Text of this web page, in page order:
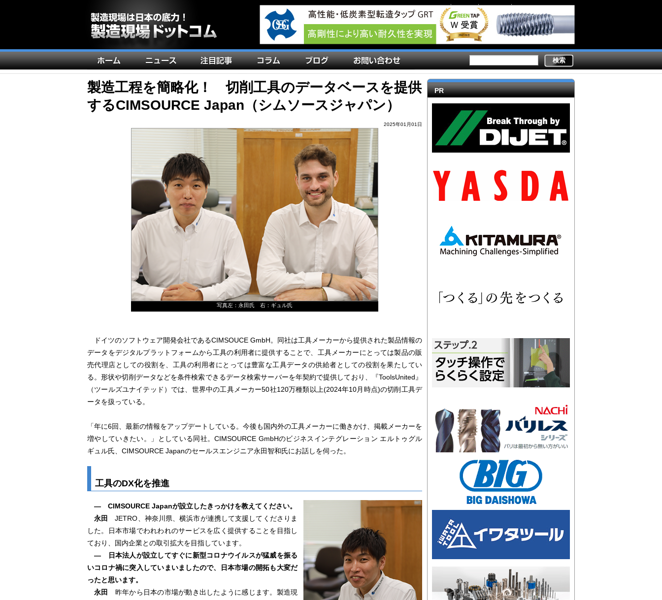
Secondary
links
ライター陣
メ
イ
ン
ナ
ビ
製造工程を簡略化！ 切削工具のデータベースを提供
するCIMSOURCE Japan（シムソースジャパン）
2025年01月01日
写真左：永田氏 右：ギュル氏
ドイツのソフトウェア開発会社であるCIMSOUCE GmbH。同社は工具メーカーから提供された製品情報の
データをデジタルプラットフォームから工具の利用者に提供することで、工具メーカーにとっては製品の販
売代理店としての役割を、工具の利用者にとっては豊富な工具データの供給者としての役割を果たしてい
る。形状や切削データなどを条件検索できるデータ検索サーバーを年契約で提供しており、『ToolsUnited』
（ツールズユナイテッド）では、世界中の工具メーカー50社120万種類以上(2024年10月時点)の切削工具デ
ータを扱っている。
「年に6回、最新の情報をアップデートしている。今後も国内外の工具メーカーに働きかけ、掲載メーカーを
増やしていきたい。」としている同社。CIMSOURCE GmbHのビジネスインテグレーション エルトゥグル
ギュル氏、CIMSOURCE Japanのセールスエンジニア永田智和氏にお話しを伺った。
工具のDX化を推進
― CIMSOURCE Japanが設立したきっかけを教えてください。
永田
JETRO、神奈川県、横浜市が連携して支援してくださりま
した。日本市場でわれわれのサービスを広く提供することを目指し
ており、国内企業との取引拡大を目指しています。
― 日本法人が設立してすぐに新型コロナウイルスが猛威を振る
いコロナ禍に突入していまいましたので、日本市場の開拓も大変だ
ったと思います。
永田
昨年から日本の市場が動き出したように感じます。製造現
PR